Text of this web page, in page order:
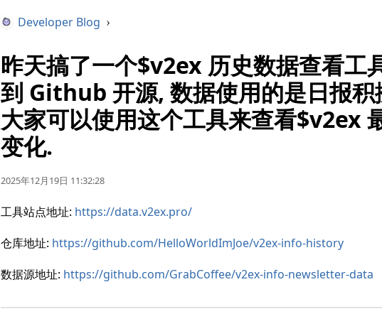
Developer Blog ›
昨天搞了一个$v2ex 历史数据查看工
到 Github 开源, 数据使用的是日报积
大家可以使用这个工具来查看$v2ex
变化.
2025年12月19日 11:32:28
工具站点地址: https://data.v2ex.pro/
仓库地址: https://github.com/HelloWorldImJoe/v2ex-info-history
数据源地址: https://github.com/GrabCoffee/v2ex-info-newsletter-data